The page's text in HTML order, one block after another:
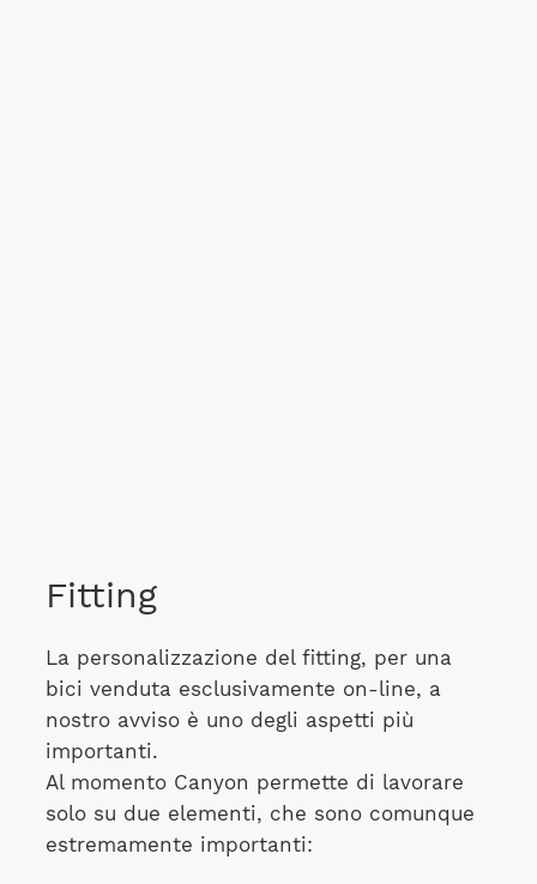
Fitting
La personalizzazione del fitting, per una
bici venduta esclusivamente on-line, a
nostro avviso è uno degli aspetti più
importanti.
Al momento Canyon permette di lavorare
solo su due elementi, che sono comunque
estremamente importanti: